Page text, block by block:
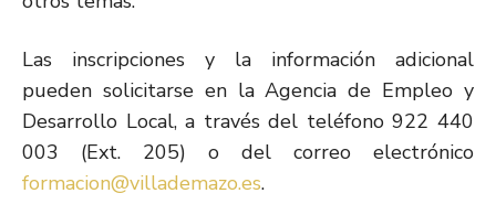
Las inscripciones y la información adicional
pueden solicitarse en la Agencia de Empleo y
Desarrollo Local, a través del teléfono 922 440
003 (Ext. 205) o del correo electrónico
formacion@villademazo.es.